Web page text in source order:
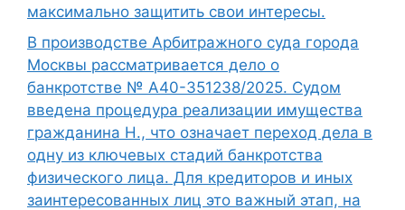
максимально защитить свои интересы.
В производстве Арбитражного суда города
Москвы рассматривается дело о
банкротстве № А40-351238/2025. Судом
введена процедура реализации имущества
гражданина Н., что означает переход дела в
одну из ключевых стадий банкротства
физического лица. Для кредиторов и иных
заинтересованных лиц это важный этап, на